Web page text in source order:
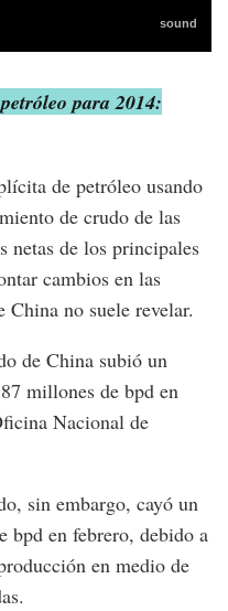
para 2014:
de petróleo usando
de crudo de las
netas de los principales
cambios en las
China no suele revelar.
de China subió un
millones de bpd en
Nacional de
sin embargo, cayó un
bpd en febrero, debido a
en medio de